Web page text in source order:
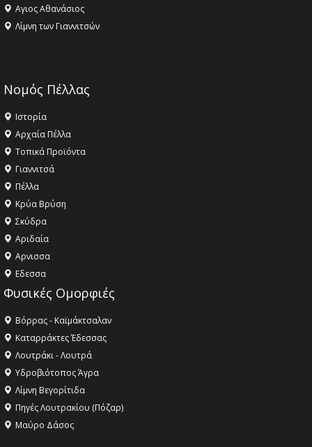
Αγιος Αθανάσιος
Λίμνη των Γιαννιτσών
Νομός Πέλλας
Ιστορία
Αρχαία Πέλλα
Τοπικά Προϊόντα
Γιαννιτσά
Πέλλα
Κρύα Βρύση
Σκύδρα
Αριδαία
Aρνισσα
Eδεσσα
Φυσικές Ομορφιές
Βόρρας - Καϊμάκτσαλαν
Καταρράκτες Έδεσσας
Λουτράκι - Λουτρά
Υδροβιότοπος Άγρα
Λίμνη Βεγορίτιδα
Πηγές Λουτρακίου (Πόζαρ)
Μαύρο Δάσος